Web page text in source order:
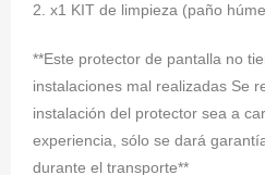
2. x1 KIT de limpieza (paño
**Este protector de pantalla no
instalaciones mal realizadas Se
instalación del protector sea a
experiencia, sólo se dará
durante el transporte**